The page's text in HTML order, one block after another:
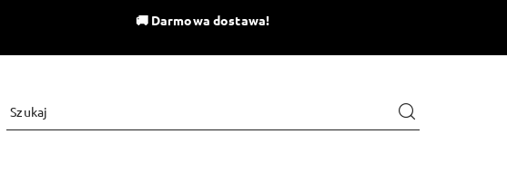
🚚 Darmowa dostawa!